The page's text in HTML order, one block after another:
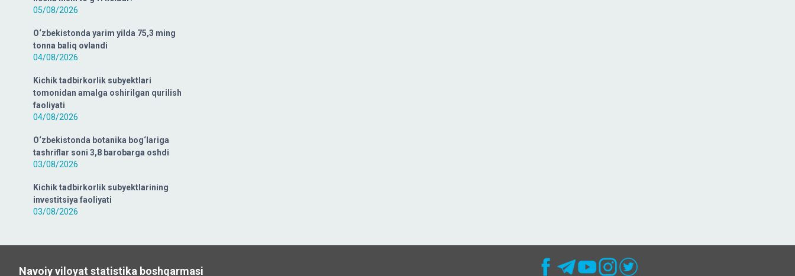
05/08/2026
O‘zbekistonda yarim yilda 75,3 ming
tonna baliq ovlandi
04/08/2026
Kichik tadbirkorlik subyektlari
tomonidan amalga oshirilgan qurilish
faoliyati
04/08/2026
O‘zbekistonda botanika bog‘lariga
tashriflar soni 3,8 barobarga oshdi
03/08/2026
Kichik tadbirkorlik subyektlarining
investitsiya faoliyati
03/08/2026
Navoiy viloyat statistika boshqarmasi